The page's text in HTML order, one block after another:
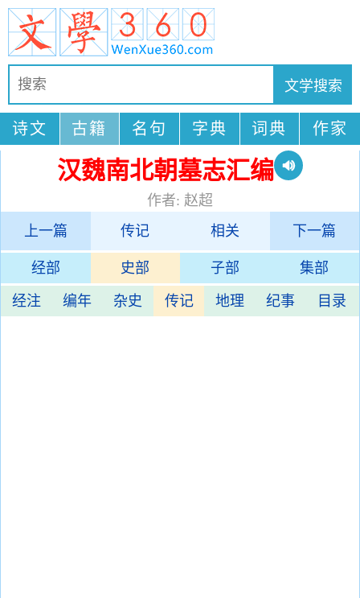
诗文 古籍 名句 字典 词典 作家
汉魏南北朝墓志汇编
作者: 赵超
上一篇
传记 相关 下一篇
经部 史部 子部 集部
经注 编年 杂史 传记 地理 纪事 目录